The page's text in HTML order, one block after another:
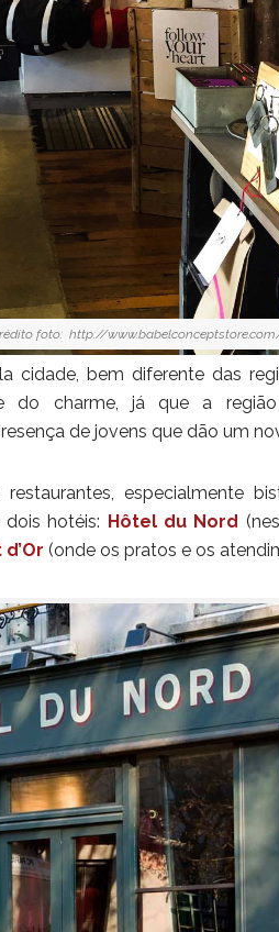
foto: http://
cidade, bem diferente das
do charme, já que a
de jovens que dão um
especialmente
hotéis: Hôtel du Nord
(onde os pratos e os